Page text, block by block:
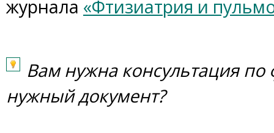
журнала «Фтизиатрия и
Вам нужна консультация
нужный документ?